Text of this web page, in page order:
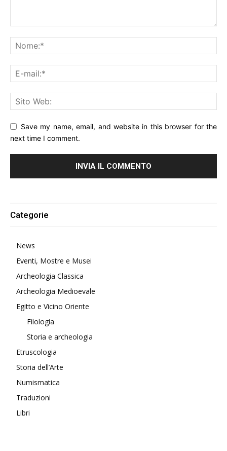
Save my name, email, and website in this browser for the
next time I comment.
Categorie
News
Eventi, Mostre e Musei
Archeologia Classica
Archeologia Medioevale
Egitto e Vicino Oriente
Filologia
Storia e archeologia
Etruscologia
Storia dell’Arte
Numismatica
Traduzioni
Libri